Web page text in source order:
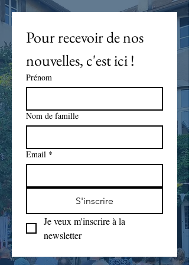
Pour recevoir de nos
nouvelles, c'est ici !
Prénom
Nom de famille
Email *
S'inscrire
Je veux m'inscrire à la
newsletter